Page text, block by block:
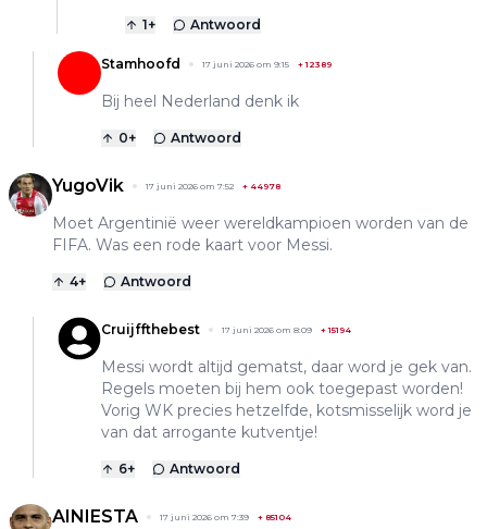
1+ Antwoord
Stamhoofd 17 juni 2026 om 9:15 +12389
Bij heel Nederland denk ik
0+ Antwoord
YugoVik 17 juni 2026 om 7:52 + 44978
Moet Argentinië weer wereldkampioen worden van de
FIFA. Was een rode kaart voor Messi.
4+ Antwoord
Cruijffthebest 17 juni 2026 om 8:09 +15194
Messi wordt altijd gematst, daar word je gek van.
Regels moeten bij hem ook toegepast worden!
Vorig WK precies hetzelfde, kotsmisselijk word je
van dat arrogante kutventje!
6+ Antwoord
AINIESTA 17 juni 2026 om 7:39 + 85104